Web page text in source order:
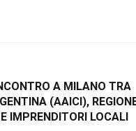
A MILANO TRA
(AAICI),
IMPRENDITORI LOCALI